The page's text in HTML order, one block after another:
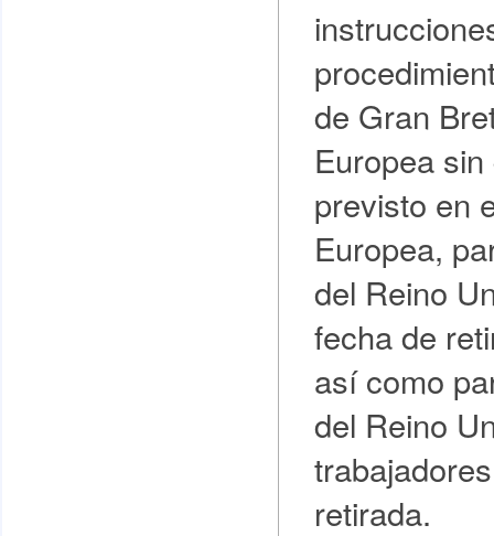
de Gran
Europea
previsto en
Europea,
del Reino
fecha de
así como
del Reino
retirada.